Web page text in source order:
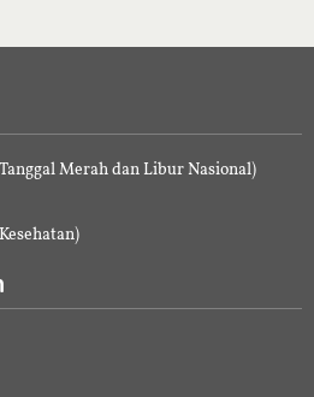
Merah dan Libur Nasional)